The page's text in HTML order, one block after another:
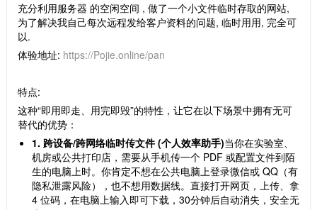
充分利用服务器 的空闲空间 , 做了一个小文件临时存取的网站,
为了解决我自己每次远程发给客户资料的问题, 临时用用, 完全可
以.
体验地址: https://Pojie.online/pan
特点:
这种“即用即走、用完即毁”的特性，让它在以下场景中拥有无可
替代的优势：
1. 跨设备/跨网络临时传文件 (个人效率助手)当你在实验室、
机房或公共打印店，需要从手机传一个 PDF 或配置文件到陌
生的电脑上时。你肯定不想在公共电脑上登录微信或 QQ（有
隐私泄露风险），也不想用数据线。直接打开网页，上传、拿
4 位码，在电脑上输入即可下载，30分钟后自动消失，安全无